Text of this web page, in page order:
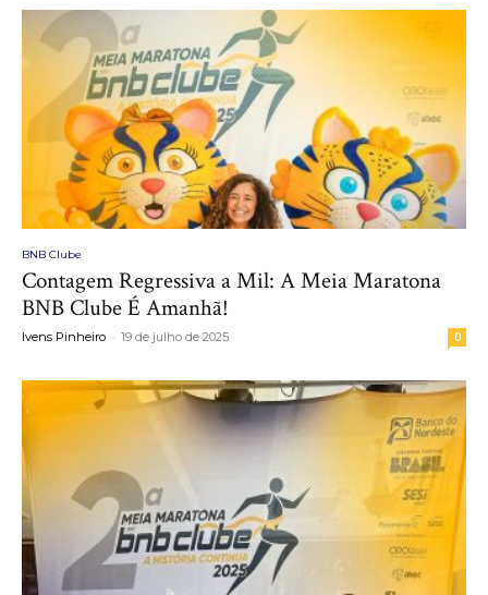
BNB Clube
Contagem Regressiva a Mil: A Meia Maratona
BNB Clube É Amanhã!
Ivens Pinheiro - 19 de julho de 2025 0